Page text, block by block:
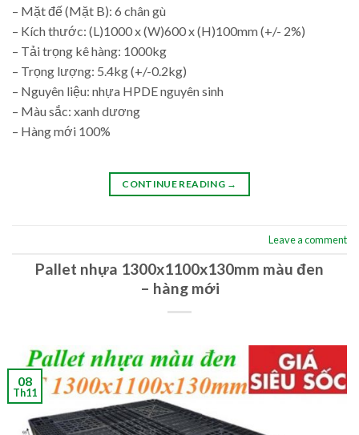
– Mặt đế (Mặt B): 6 chân gù
– Kích thước: (L)1000 x (W)600 x (H)100mm (+/- 2%)
– Tải trọng kê hàng: 1000kg
– Trọng lượng: 5.4kg (+/-0.2kg)
– Nguyên liệu: nhựa HPDE nguyên sinh
– Màu sắc: xanh dương
– Hàng mới 100%
CONTINUE READING →
Leave a comment
Pallet nhựa 1300x1100x130mm màu đen
– hàng mới
08
Th11